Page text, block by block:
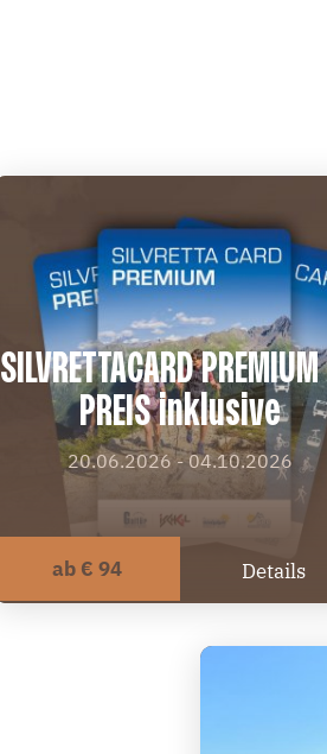
SILVRETTACARD
PREIS inklusive
20.06.2026 - 04.10.2026
ab € 94 Details